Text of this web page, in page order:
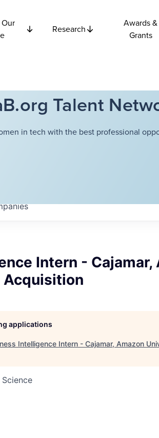
Research
Awards &
Grants
Talent
in tech with the best professional
Intern - Cajamar,
Acquisition
applications
Intelligence Intern - Cajamar, Amazon